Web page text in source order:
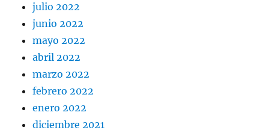
julio 2022
junio 2022
mayo 2022
abril 2022
marzo 2022
febrero 2022
enero 2022
diciembre 2021